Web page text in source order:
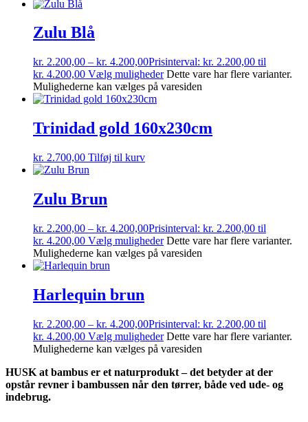
Zulu Blå
kr. 2.200,00 – kr. 4.200,00Prisinterval: kr. 2.200,00 til
kr. 4.200,00 Vælg muligheder Dette vare har flere varianter.
Mulighederne kan vælges på varesiden
Trinidad gold 160x230cm
kr. 2.700,00 Tilføj til kurv
Zulu Brun
kr. 2.200,00 – kr. 4.200,00Prisinterval: kr. 2.200,00 til
kr. 4.200,00 Vælg muligheder Dette vare har flere varianter.
Mulighederne kan vælges på varesiden
Harlequin brun
kr. 2.200,00 – kr. 4.200,00Prisinterval: kr. 2.200,00 til
kr. 4.200,00 Vælg muligheder Dette vare har flere varianter.
Mulighederne kan vælges på varesiden
HUSK at bambus er et naturprodukt – det betyder at der
opstår revner i bambussen når den tørrer, både ved ude- og
indebrug.